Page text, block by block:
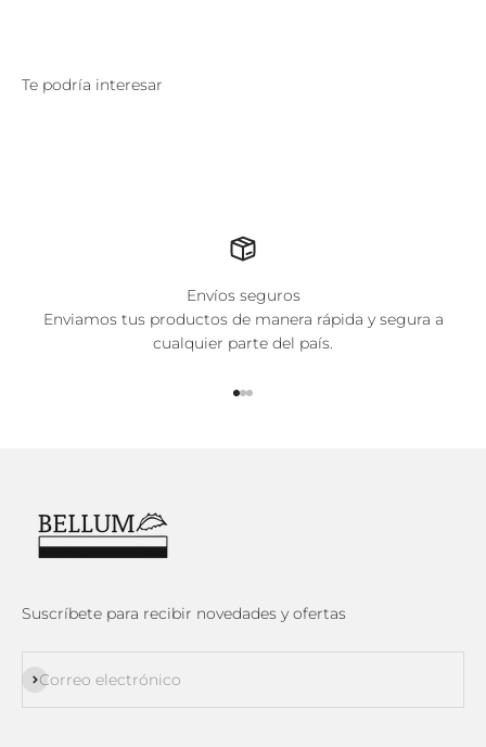
Te podría interesar
Envíos seguros
Enviamos tus productos de manera rápida y segura a
cualquier parte del país.
Suscríbete para recibir novedades y ofertas
Correo electrónico
Suscribirse